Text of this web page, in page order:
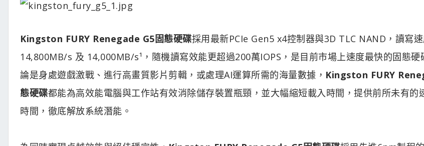
Kingston FURY Renegade G5固態硬碟採用最新PCIe Gen5 x4控制器與3D TLC NAND，讀寫
14,800MB/s 及 14,000MB/s¹，隨機讀寫效能更超過200萬IOPS，是目前市場上速度最快的固態硬
論是身處遊戲激戰、進行高畫質影片剪輯，或處理AI運算所需的海量數據， Kingston FURY
態硬碟都能為高效能電腦與工作站有效消除儲存裝置瓶頸，並大幅縮短載入時間，提供前所未有的
時間，徹底解放系統潛能。